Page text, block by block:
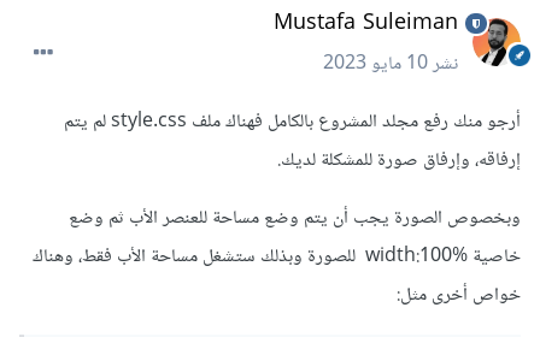
Mustafa Suleiman
نشر10 مايو 2023
أرجو منك رفع مجلد المشروع بالكامل فهناك ملف style.css لم يتم
إرفاقه، وإرفاق صورة للمشكلة لديك.
وبخصوص الصورة يجب أن يتم وضع مساحة للعنصر الأب ثم وضع
خاصية width:100% للصورة وبذلك ستشغل مساحة الأب فقط، وهناك
خواص أخرى مثل: